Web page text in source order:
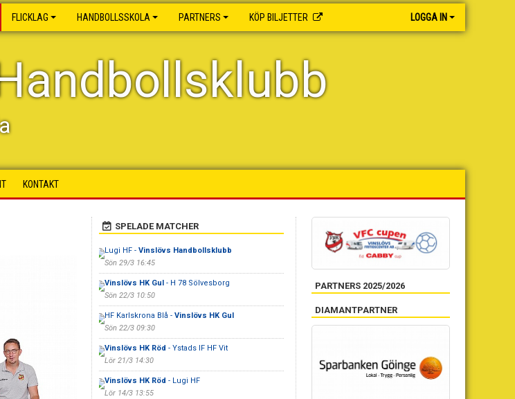
FLICKLAG HANDBOLLSSKOLA PARTNERS KÖP BILJETTER LOGGA IN
KONTAKT
SPELADE MATCHER
Lugi HF - Vinslövs Handbollsklubb
Sön 29/3 16:45
Vinslövs HK Gul- H 78 Sölvesborg
Sön 22/3 10:50
HF Karlskrona Blå - Vinslövs HK Gul
Sön 22/3 09:30
Vinslövs HK Röd - Ystads IF HF Vit
Lör 21/3 14:30
Vinslövs HK Röd - Lugi HF
Lör 14/3 13:55
PARTNERS 2025/2026
DIAMANTPARTNER